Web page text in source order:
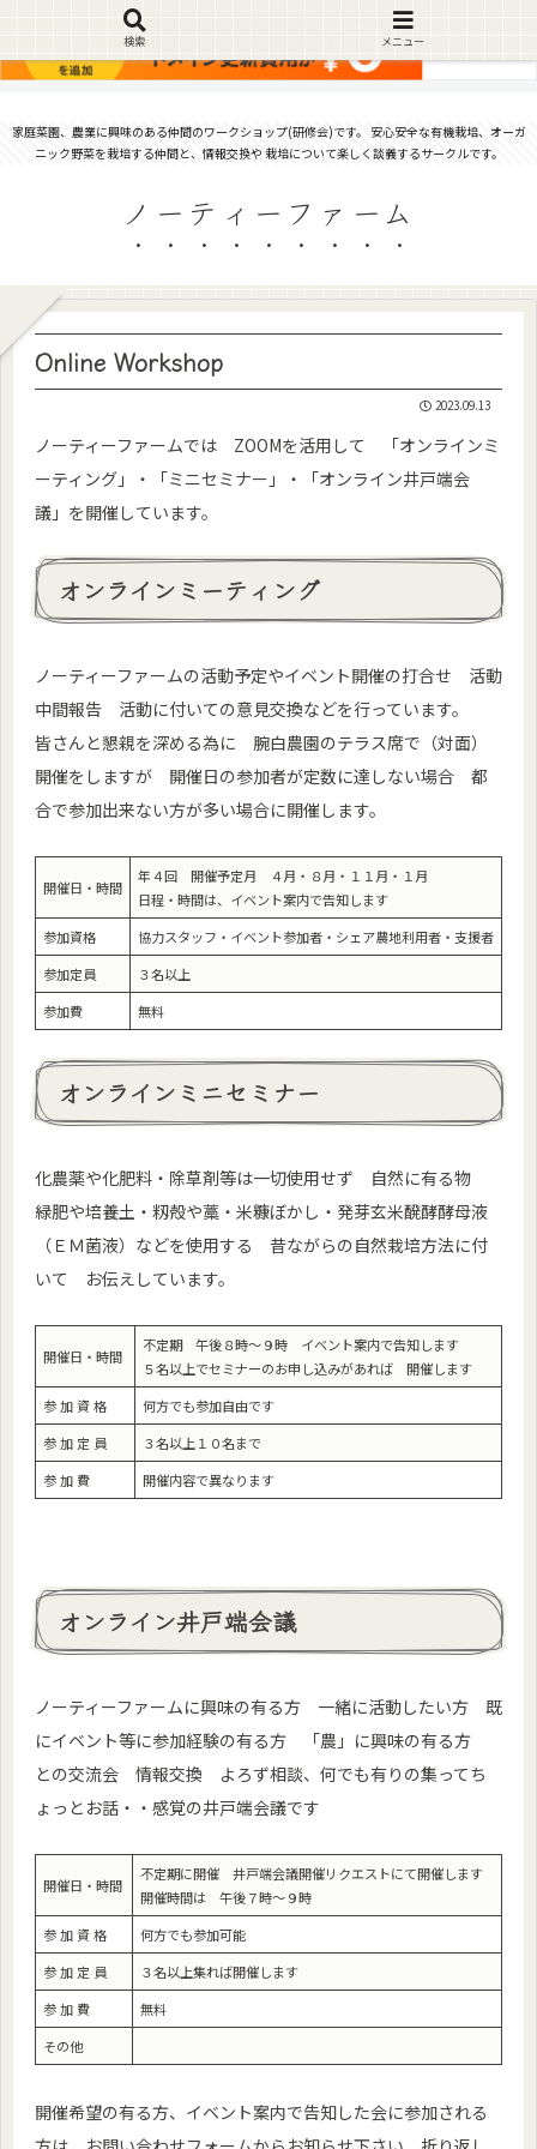
家庭菜園、農業に興味のある仲間のワークショップ(研修会)です。 安心安全な有機栽培、オーガ
ニック野菜を栽培する仲間と、情報交換や 栽培について楽しく談義するサークルです。
ノーティーファーム
Online Workshop
2023.09.13
ノーティーファームでは ZOOMを活用して 「オンラインミ
ーティング」・「ミニセミナー」・「オンライン井戸端会
議」を開催しています。
オンラインミーティング
ノーティーファームの活動予定やイベント開催の打合せ 活動
中間報告 活動に付いての意見交換などを行っています。
皆さんと懇親を深める為に 腕白農園のテラス席で（対面）
開催をしますが 開催日の参加者が定数に達しない場合 都
合で参加出来ない方が多い場合に開催します。
開催日・時間
年４回 開催予定月 ４月・８月・１１月・１月
日程・時間は、イベント案内で告知します
参加資格
協力スタッフ・イベント参加者・シェア農地利用者・支援者
参加定員
３名以上
参加費
無料
オンラインミニセミナー
化農薬や化肥料・除草剤等は一切使用せず 自然に有る物
緑肥や培養土・籾殻や藁・米糠ぼかし・発芽玄米醗酵酵母液
（ＥＭ菌液）などを使用する 昔ながらの自然栽培方法に付
いて お伝えしています。
開催日・時間
不定期 午後８時～９時 イベント案内で告知します
５名以上でセミナーのお申し込みがあれば 開催します
参 加 資 格
何方でも参加自由です
参 加 定 員
３名以上１０名まで
参 加 費
開催内容で異なります
オンライン井戸端会議
ノーティーファームに興味の有る方 一緒に活動したい方 既
にイベント等に参加経験の有る方 「農」に興味の有る方
との交流会 情報交換 よろず相談、何でも有りの集ってち
ょっとお話・・感覚の井戸端会議です
開催日・時間
不定期に開催 井戸端会議開催リクエストにて開催します
開催時間は 午後７時～９時
参 加 資 格
何方でも参加可能
参 加 定 員
３名以上集れば開催します
参 加 費
無料
その他
開催希望の有る方、イベント案内で告知した会に参加される
検索 メニュー